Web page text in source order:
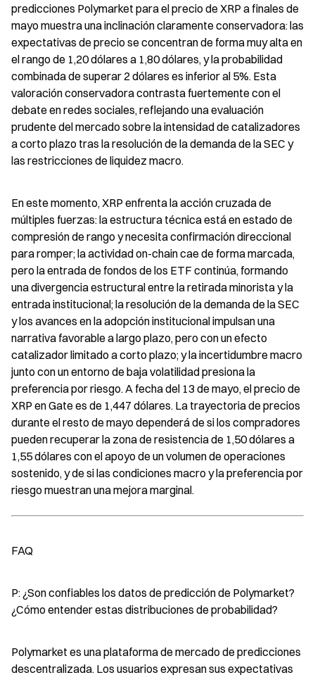
predicciones Polymarket para el precio de XRP a finales de
mayo muestra una inclinación claramente conservadora: las
expectativas de precio se concentran de forma muy alta en
el rango de 1,20 dólares a 1,80 dólares, y la probabilidad
combinada de superar 2 dólares es inferior al 5%. Esta
valoración conservadora contrasta fuertemente con el
debate en redes sociales, reflejando una evaluación
prudente del mercado sobre la intensidad de catalizadores
a corto plazo tras la resolución de la demanda de la SEC y
las restricciones de liquidez macro.
En este momento, XRP enfrenta la acción cruzada de
múltiples fuerzas: la estructura técnica está en estado de
compresión de rango y necesita confirmación direccional
para romper; la actividad on-chain cae de forma marcada,
pero la entrada de fondos de los ETF continúa, formando
una divergencia estructural entre la retirada minorista y la
entrada institucional; la resolución de la demanda de la SEC
y los avances en la adopción institucional impulsan una
narrativa favorable a largo plazo, pero con un efecto
catalizador limitado a corto plazo; y la incertidumbre macro
junto con un entorno de baja volatilidad presiona la
preferencia por riesgo. A fecha del 13 de mayo, el precio de
XRP en Gate es de 1,447 dólares. La trayectoria de precios
durante el resto de mayo dependerá de si los compradores
pueden recuperar la zona de resistencia de 1,50 dólares a
1,55 dólares con el apoyo de un volumen de operaciones
sostenido, y de si las condiciones macro y la preferencia por
riesgo muestran una mejora marginal.
FAQ
P: ¿Son confiables los datos de predicción de Polymarket?
¿Cómo entender estas distribuciones de probabilidad?
Polymarket es una plataforma de mercado de predicciones
descentralizada. Los usuarios expresan sus expectativas